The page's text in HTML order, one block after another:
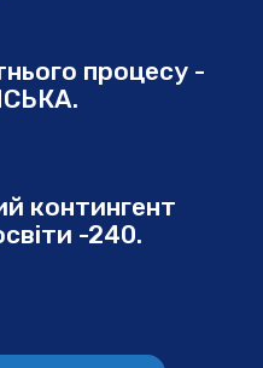
процесу -
контингент
-240.